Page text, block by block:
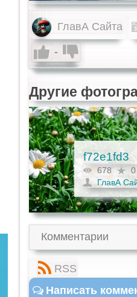
ГлавА Сайта
-
Другие
f72e1fd3
678 0
ГлавА
RSS
Написать